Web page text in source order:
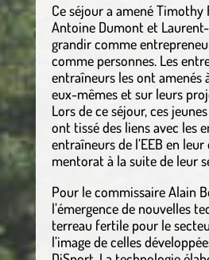
Ce séjour a amené Timothy
Antoine Dumont et
grandir comme
comme personnes. Les
entraîneurs les ont amenés
eux-mêmes et sur leurs
Lors de ce séjour, ces
ont tissé des liens avec les
entraîneurs de l’EEB en
mentorat à la suite de leur
Pour le commissaire Alain
l’émergence de nouvelles
terreau fertile pour le
l’image de celles